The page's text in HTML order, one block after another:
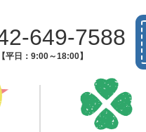
649-7588
【平日：9:00～18:00】